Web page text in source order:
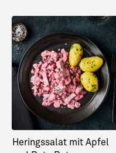
Heringssalat mit Apfel